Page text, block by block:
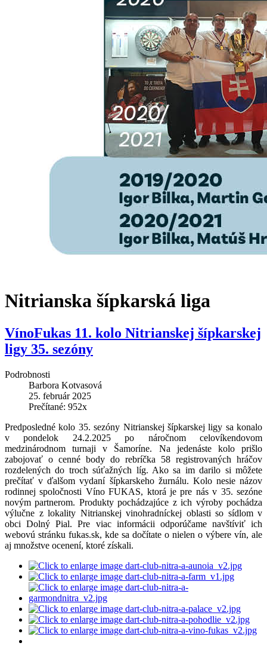
Nitrianska šípkarská liga
VínoFukas 11. kolo Nitrianskej šípkarskej
ligy 35. sezóny
Podrobnosti
Barbora Kotvasová
25. február 2025
Prečítané: 952x
Predposledné kolo 35. sezóny Nitrianskej šípkarskej ligy sa konalo
v pondelok 24.2.2025 po náročnom celovíkendovom
medzinárodnom turnaji v Šamoríne. Na jedenáste kolo prišlo
zabojovať o cenné body do rebríčka 58 registrovaných hráčov
rozdelených do troch súťažných líg. Ako sa im darilo si môžete
prečítať v ďalšom vydaní šípkarskeho žurnálu. Kolo nesie názov
rodinnej spoločnosti Víno FUKAS, ktorá je pre nás v 35. sezóne
novým partnerom. Produkty pochádzajúce z ich výroby pochádza
výlučne z lokality Nitrianskej vinohradníckej oblasti so sídlom v
obci Dolný Pial. Pre viac informácii odporúčame navštíviť ich
webovú stránku fukas.sk, kde sa dočítate o nielen o výbere vín, ale
aj množstve ocenení, ktoré získali.